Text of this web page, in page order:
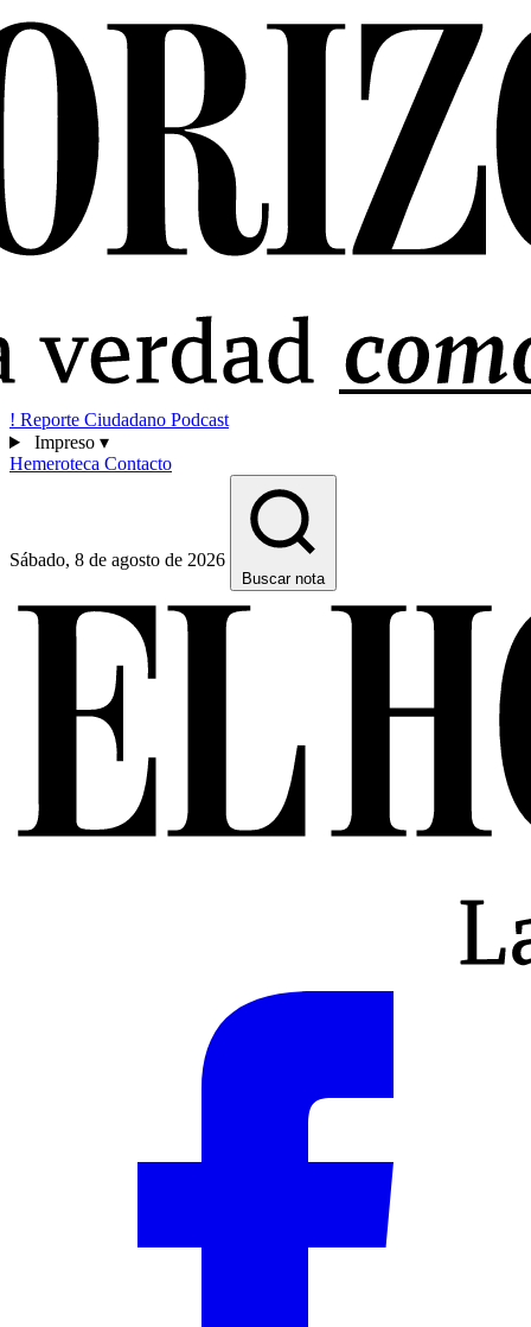
! Reporte Ciudadano Podcast
Impreso ▾
Hemeroteca Contacto
Sábado, 8 de agosto de 2026
Buscar nota